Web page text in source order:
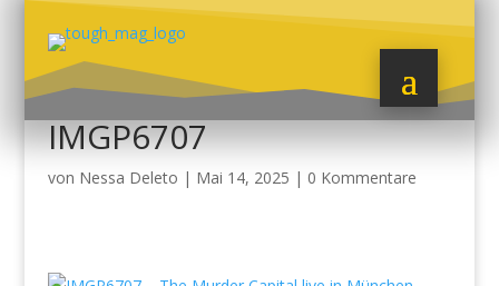
IMGP6707
von Nessa Deleto | Mai 14, 2025 | 0 Kommentare